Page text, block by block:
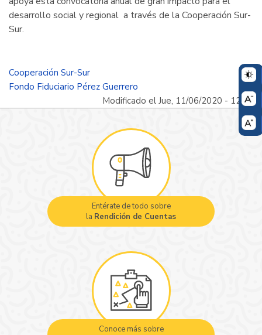
desarrollo social y regional a través de la Cooperación Sur-
Sur.
Cooperación Sur-Sur
Fondo Fiduciario Pérez Guerrero
Modificado el Jue, 11/06/2020 - 12:48
Entérate de todo sobre
la Rendición de Cuentas
Conoce más sobre